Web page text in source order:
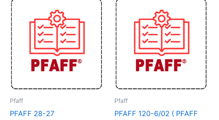
Pfaff
PFAFF 28-27
Pfaff
PFAFF 120-6/02 ( PFAFF